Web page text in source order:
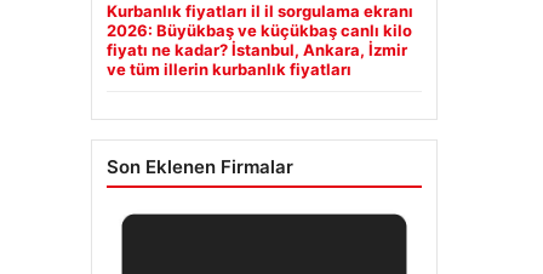
Kurbanlık fiyatları il il sorgulama ekranı
2026: Büyükbaş ve küçükbaş canlı kilo
fiyatı ne kadar? İstanbul, Ankara, İzmir
ve tüm illerin kurbanlık fiyatları
Son Eklenen Firmalar